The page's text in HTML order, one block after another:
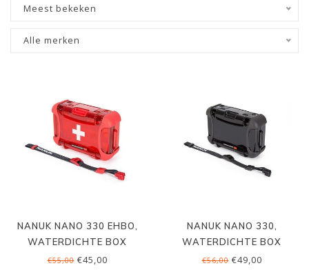
Meest bekeken
Alle merken
NANUK NANO 330 EHBO,
WATERDICHTE BOX
€55,00€45,00
NANUK NANO 330,
WATERDICHTE BOX
€56,00€49,00